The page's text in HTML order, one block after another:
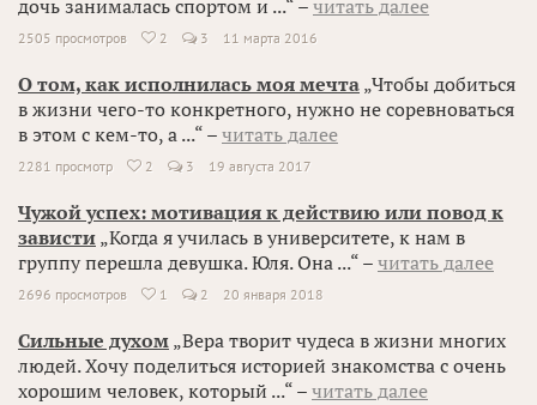
дочь занималась спортом и ...“ – читать далее
2505 просмотров  2 3 11 марта 2016
О том, как исполнилась моя мечта „Чтобы добиться
в жизни чего-то конкретного, нужно не соревноваться
в этом с кем-то, а ...“ – читать далее
2281 просмотр  2 3 19 августа 2017
Чужой успех: мотивация к действию или повод к
зависти „Когда я училась в университете, к нам в
группу перешла девушка. Юля. Она ...“ – читать далее
2696 просмотров  1 2 20 января 2018
Сильные духом „Вера творит чудеса в жизни многих
людей. Хочу поделиться историей знакомства с очень
хорошим человек, который ...“ – читать далее